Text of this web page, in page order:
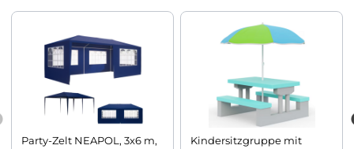
Party-Zelt NEAPOL, 3x6 m,
Kindersitzgruppe mit